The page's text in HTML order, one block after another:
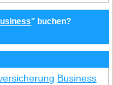
" buchen?
Business